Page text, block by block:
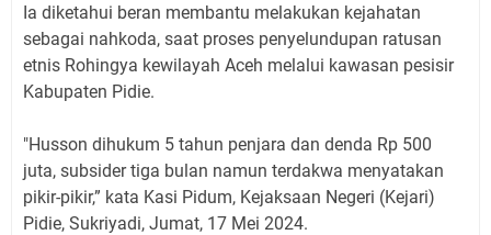
Ia diketahui beran membantu melakukan kejahatan
sebagai nahkoda, saat proses penyelundupan ratusan
etnis Rohingya kewilayah Aceh melalui kawasan pesisir
Kabupaten Pidie.
"Husson dihukum 5 tahun penjara dan denda Rp 500
juta, subsider tiga bulan namun terdakwa menyatakan
pikir-pikir,” kata Kasi Pidum, Kejaksaan Negeri (Kejari)
Pidie, Sukriyadi, Jumat, 17 Mei 2024.